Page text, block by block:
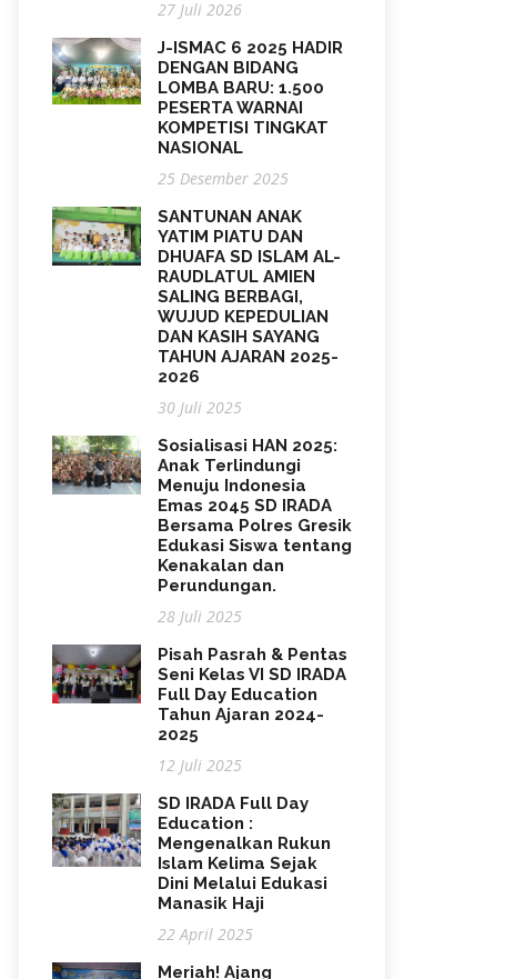
27 Juli 2026
J-ISMAC 6 2025 HADIR
DENGAN BIDANG
LOMBA BARU: 1.500
PESERTA WARNAI
KOMPETISI TINGKAT
NASIONAL
25 Desember 2025
SANTUNAN ANAK
YATIM PIATU DAN
DHUAFA SD ISLAM AL-
RAUDLATUL AMIEN
SALING BERBAGI,
WUJUD KEPEDULIAN
DAN KASIH SAYANG
TAHUN AJARAN 2025-
2026
30 Juli 2025
Sosialisasi HAN 2025:
Anak Terlindungi
Menuju Indonesia
Emas 2045 SD IRADA
Bersama Polres Gresik
Edukasi Siswa tentang
Kenakalan dan
Perundungan.
28 Juli 2025
Pisah Pasrah & Pentas
Seni Kelas VI SD IRADA
Full Day Education
Tahun Ajaran 2024-
2025
12 Juli 2025
SD IRADA Full Day
Education :
Mengenalkan Rukun
Islam Kelima Sejak
Dini Melalui Edukasi
Manasik Haji
22 April 2025
Meriah! Ajang